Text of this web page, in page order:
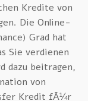
Kredite von
Die Online-
Grad hat
Sie verdienen
dazu beitragen,
von
Kredit fÃ¼r